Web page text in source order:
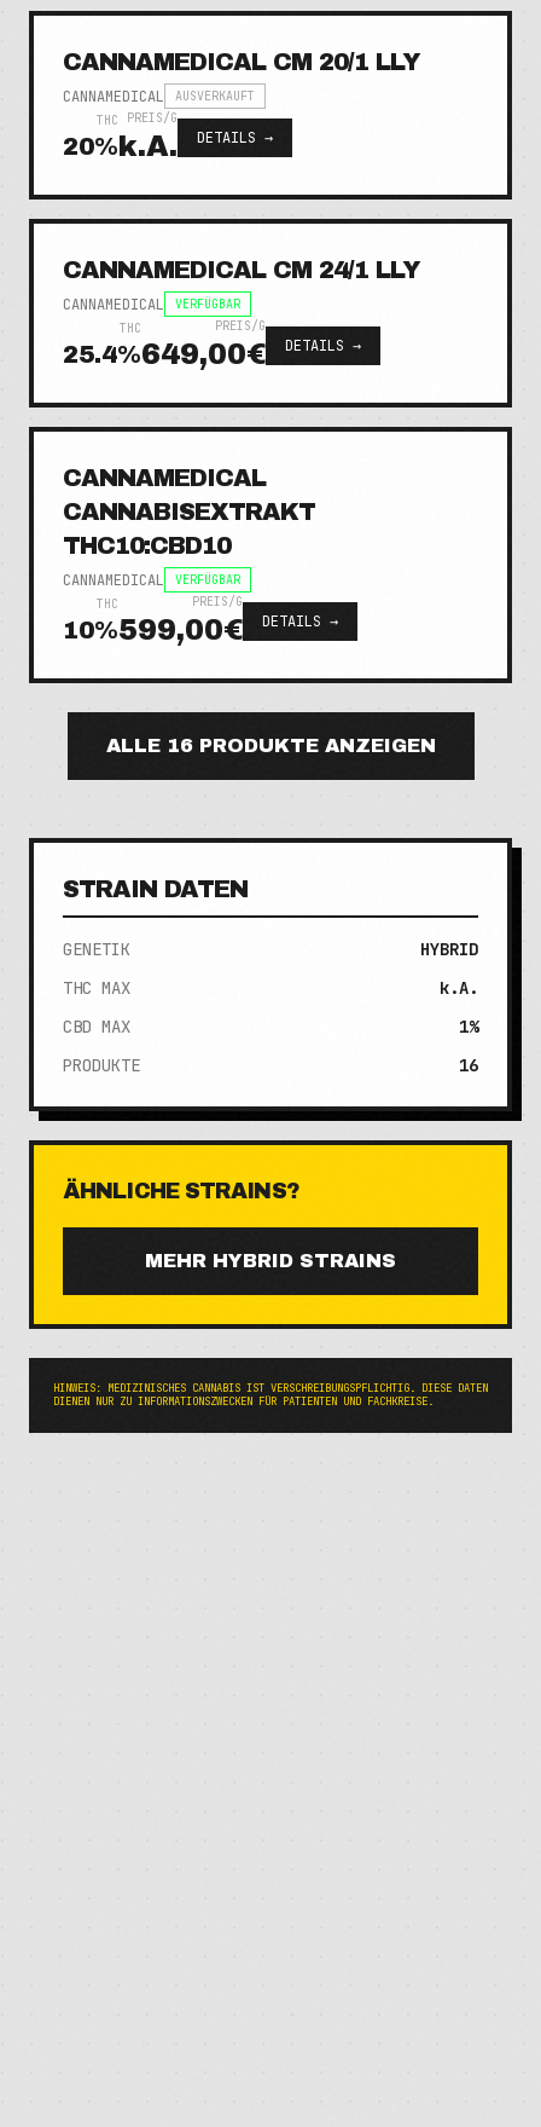
CANNAMEDICAL CM 20/1 LLY
CANNAMEDICAL
AUSVERKAUFT
THC
20%
PREIS/G
k.A. DETAILS →
CANNAMEDICAL CM 24/1 LLY
CANNAMEDICAL
VERFÜGBAR
THC
25.4%
PREIS/G
649,00€ DETAILS →
CANNAMEDICAL
CANNABISEXTRAKT
THC10:CBD10
CANNAMEDICAL
VERFÜGBAR
THC
10%
PREIS/G
599,00€ DETAILS →
ALLE 16PRODUKTE ANZEIGEN
STRAIN DATEN
GENETIK
HYBRID
THC MAX
k.A.
CBD MAX
1%
PRODUKTE
16
ÄHNLICHE STRAINS?
MEHR HYBRID STRAINS
HINWEIS: MEDIZINISCHES CANNABIS IST VERSCHREIBUNGSPFLICHTIG. DIESE DATEN
DIENEN NUR ZU INFORMATIONSZWECKEN FÜR PATIENTEN UND FACHKREISE.